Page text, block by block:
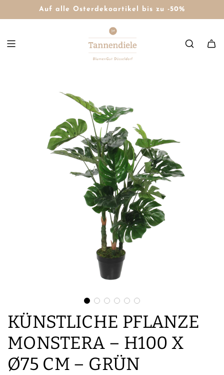
Auf alle Osterdekoartikel bis zu -50%
KÜNSTLICHE PFLANZE
MONSTERA – H100 X
Ø75 CM – GRÜN